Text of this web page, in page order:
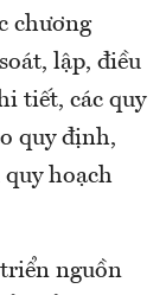
chương
lập, điều
tiết, các quy
quy định,
hoạch
nguồn